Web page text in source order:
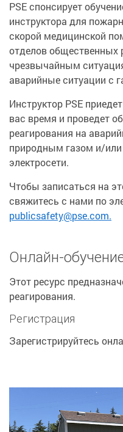
PSE спонсирует
инструктора для
скорой медицинской
отделов общественных
чрезвычайным
аварийные ситуации с
Инструктор PSE
вас время и проведет
реагирования на
природным газом и/
электросети.
Чтобы записаться на
свяжитесь с нами по
publicsafety@pse.com.
Онлайн-
Этот ресурс
реагирования.
Регистрация
Зарегистрируйтесь